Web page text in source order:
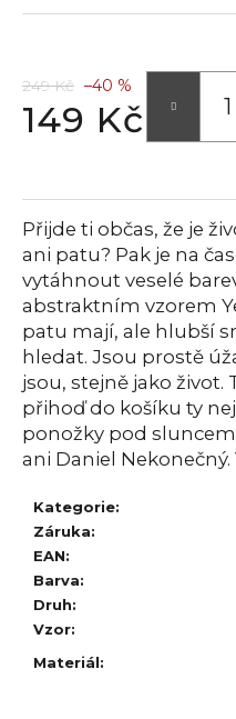
249 Kč –40 %
149 Kč
Přijde ti občas, že je
ani patu? Pak je na
vytáhnout veselé
abstraktním vzorem
patu mají, ale hlubší
hledat. Jsou prostě
jsou, stejně jako život.
přihoď do košíku ty
ponožky pod
ani Daniel Nekonečný.
Kategorie:
Záruka:
EAN:
Barva:
Druh:
Vzor:
Materiál:
p
o
r
u
j
e
m
e